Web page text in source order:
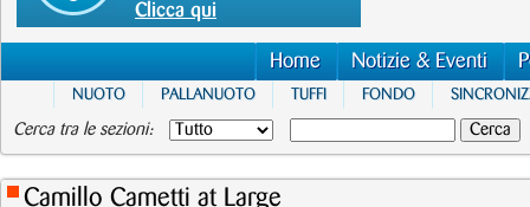
Clicca qui
Home Notizie & Eventi
NUOTO PALLANUOTO TUFFI FONDO
Cerca tra le sezioni:
Camillo Cametti at Large